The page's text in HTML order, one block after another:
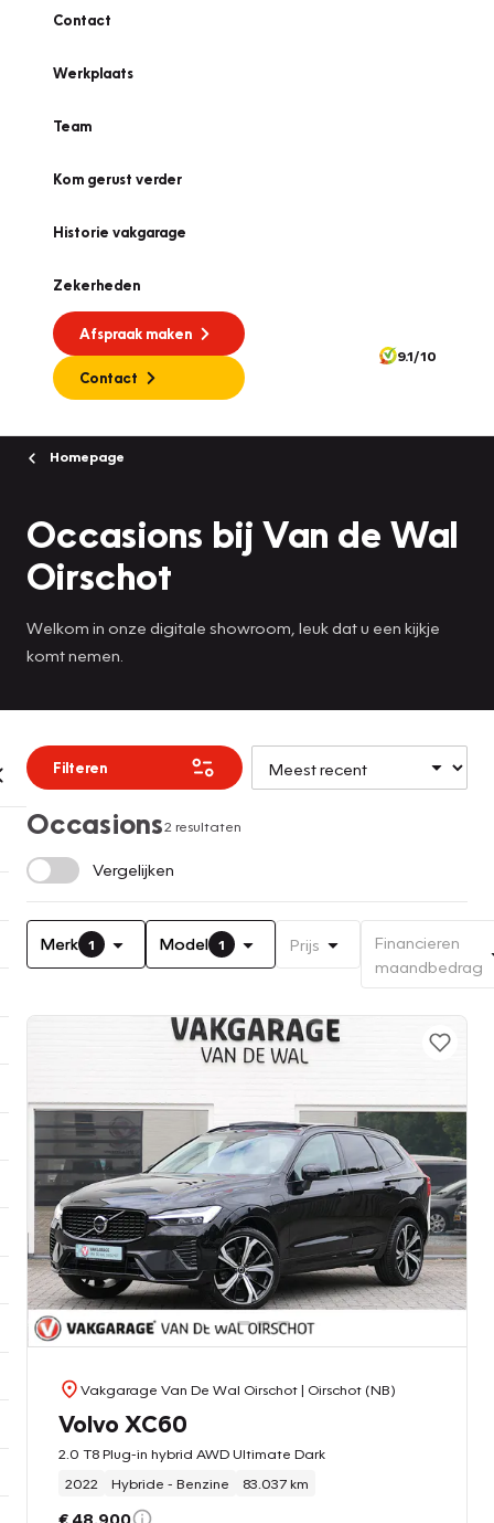
Contact
Werkplaats
Team
Kom gerust verder
Historie vakgarage
Zekerheden
Afspraak maken
Contact
9.1/10
Homepage
Occasions bij Van de Wal
Oirschot
Welkom in onze digitale showroom, leuk dat u een kijkje
komt nemen.
Filteren
Occasions2 resultaten
Vergelijken
Merk 1 Model 1 Prijs
Financieren
maandbedrag
Vakgarage Van De Wal Oirschot| Oirschot (NB)
Volvo XC60
2.0 T8 Plug-in hybrid AWD Ultimate Dark
2022
Hybride - Benzine 83.037 km
€ 48.900